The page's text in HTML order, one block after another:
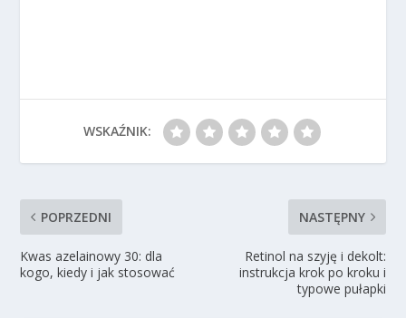
WSKAŹNIK:
POPRZEDNI
Kwas azelainowy 30: dla
kogo, kiedy i jak stosować
NASTĘPNY
Retinol na szyję i dekolt:
instrukcja krok po kroku i
typowe pułapki